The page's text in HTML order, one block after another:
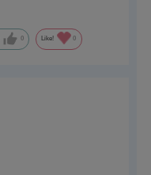
0 Like! 0